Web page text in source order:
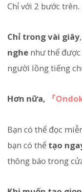
Chỉ với 2 bước trên.
Chỉ trong vài giây
nghe như thể
người lồng tiếng
Hơn nữa, 『
Bạn có thể đọc
bạn có thể tạo
thông báo trong